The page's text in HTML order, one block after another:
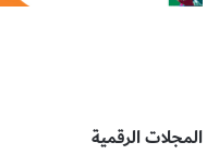
المجلات الرقمية